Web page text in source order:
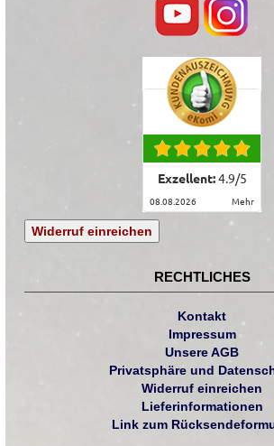
Exzellent:4.9/5
08.08.2026 mehr
Widerruf einreichen
RECHTLICHES
Kontakt
Impressum
Unsere AGB
Privatsphäre und
Widerruf einreichen
Lieferinformationen
Link zum